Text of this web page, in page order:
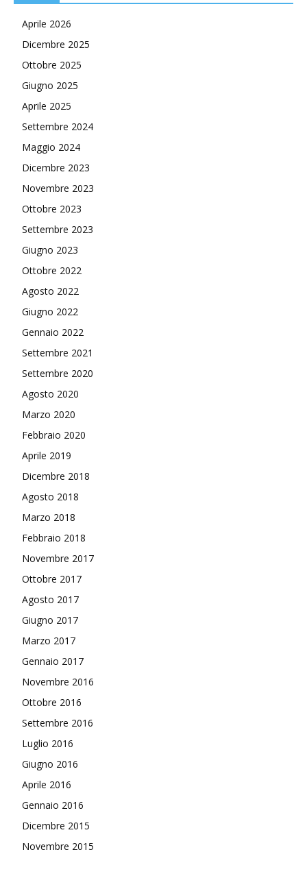
Aprile 2026
Dicembre 2025
Ottobre 2025
Giugno 2025
Aprile 2025
Settembre 2024
Maggio 2024
Dicembre 2023
Novembre 2023
Ottobre 2023
Settembre 2023
Giugno 2023
Ottobre 2022
Agosto 2022
Giugno 2022
Gennaio 2022
Settembre 2021
Settembre 2020
Agosto 2020
Marzo 2020
Febbraio 2020
Aprile 2019
Dicembre 2018
Agosto 2018
Marzo 2018
Febbraio 2018
Novembre 2017
Ottobre 2017
Agosto 2017
Giugno 2017
Marzo 2017
Gennaio 2017
Novembre 2016
Ottobre 2016
Settembre 2016
Luglio 2016
Giugno 2016
Aprile 2016
Gennaio 2016
Dicembre 2015
Novembre 2015